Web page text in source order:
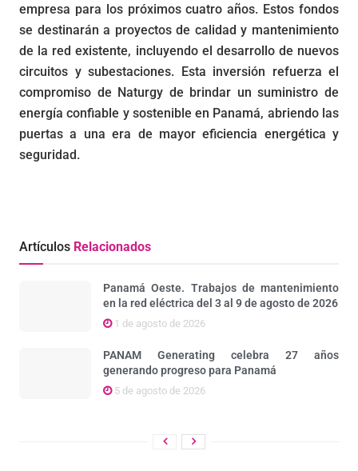
empresa para los próximos cuatro años. Estos fondos
se destinarán a proyectos de calidad y mantenimiento
de la red existente, incluyendo el desarrollo de nuevos
circuitos y subestaciones. Esta inversión refuerza el
compromiso de Naturgy de brindar un suministro de
energía confiable y sostenible en Panamá, abriendo las
puertas a una era de mayor eficiencia energética y
seguridad.
Artículos Relacionados
Panamá Oeste. Trabajos de mantenimiento
en la red eléctrica del 3 al 9 de agosto de 2026
1 de agosto de 2026
PANAM Generating celebra 27 años
generando progreso para Panamá
5 de agosto de 2026